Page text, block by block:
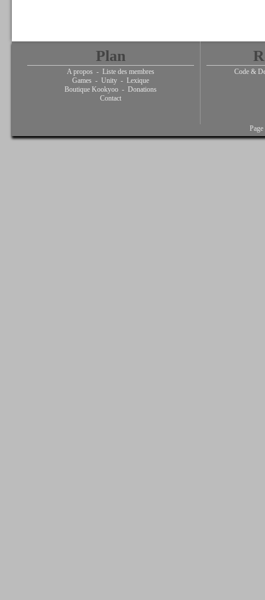
Plan
A propos - Liste des membres
Games - Unity - Lexique
Boutique Kookyoo - Donations
Contact
Code &